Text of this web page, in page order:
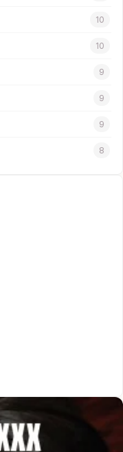
10
10
9
9
9
8